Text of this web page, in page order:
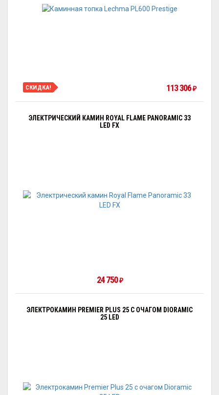
СКИДКА! 113 306 ₽
ЭЛЕКТРИЧЕСКИЙ КАМИН ROYAL FLAME PANORAMIC 33
LED FX
24 750 ₽
ЭЛЕКТРОКАМИН PREMIER PLUS 25 С ОЧАГОМ DIORAMIC
25 LED